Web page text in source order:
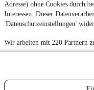
Adresse) ohne Cookies durch
Interessen. Dieser
'Datenschutzeinstellungen'
Wir arbeiten mit 220 Partnern